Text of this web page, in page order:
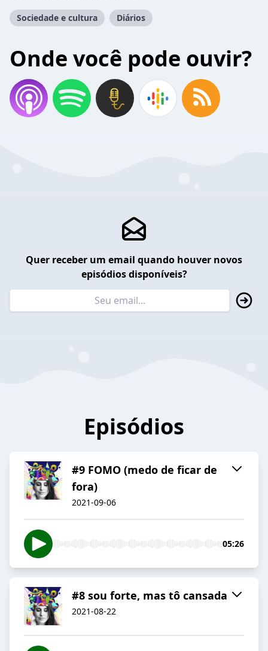
Sociedade e cultura Diários
Onde você pode ouvir?
Quer receber um email quando houver novos
episódios disponíveis?
Episódios
#9 FOMO (medo de ficar de
fora)
2021-09-06
05:26
#8 sou forte, mas tô cansada
2021-08-22